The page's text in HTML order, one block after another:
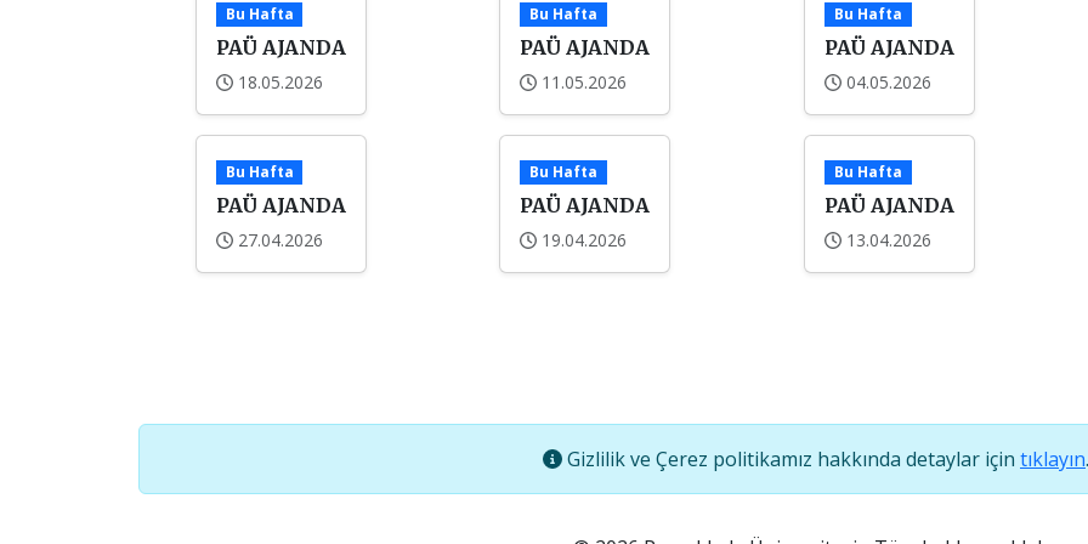
Bu Hafta
PAÜ AJANDA
18.05.2026
Bu Hafta
PAÜ AJANDA
11.05.2026
Bu Hafta
PAÜ AJANDA
04.05.2026
Bu Hafta
PAÜ AJANDA
27.04.2026
Bu Hafta
PAÜ AJANDA
19.04.2026
Bu Hafta
PAÜ AJANDA
13.04.2026
Gizlilik ve Çerez politikamız hakkında detaylar için tıklayın.